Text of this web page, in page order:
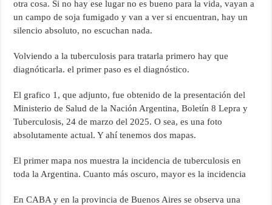
otra cosa. Si no hay ese lugar no es bueno para la vida, vayan a
un campo de soja fumigado y van a ver si encuentran, hay un
silencio absoluto, no escuchan nada.
Volviendo a la tuberculosis para tratarla primero hay que
diagnóticarla. el primer paso es el diagnóstico.
El grafico 1, que adjunto, fue obtenido de la presentación del
Ministerio de Salud de la Nación Argentina, Boletín 8 Lepra y
Tuberculosis, 24 de marzo del 2025. O sea, es una foto
absolutamente actual. Y ahí tenemos dos mapas.
El primer mapa nos muestra la incidencia de tuberculosis en
toda la Argentina. Cuanto más oscuro, mayor es la incidencia
En CABA y en la provincia de Buenos Aires se observa una